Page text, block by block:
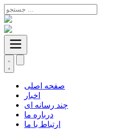
صفحه اصلی
اخبار
چند رسانه ای
درباره ما
ارتباط با ما